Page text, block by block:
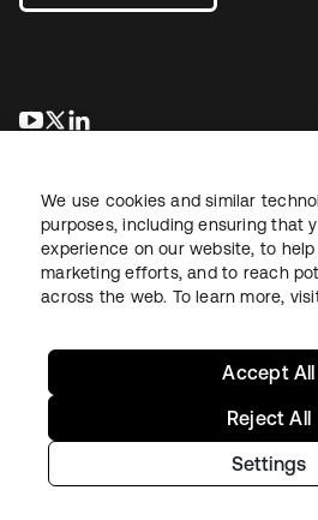
wird in einer neuen
wird in einer neuen
RechtDatenschutzrichtlinie
Copyright © 2026 Okta. Alle Rechte
We use cookies and similar
purposes, including ensuring that
experience on our website, to
marketing efforts, and to reach
across the web. To learn more,
Settings
Reject All
Accept All